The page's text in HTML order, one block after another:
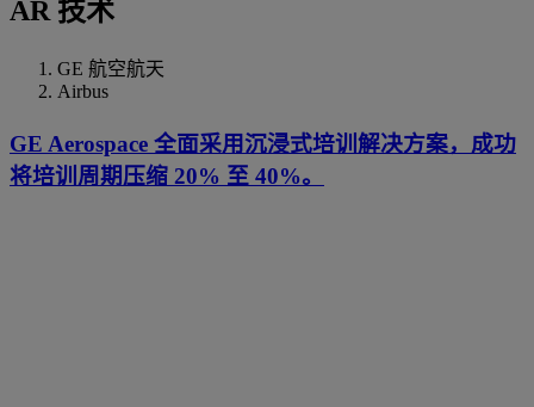
AR 技术
GE 航空航天
Airbus
GE Aerospace 全面采用沉浸式培训解决方案，成功
将培训周期压缩 20% 至 40%。